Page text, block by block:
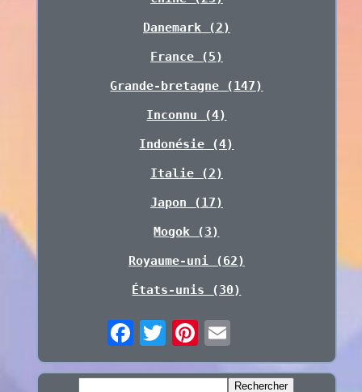
Danemark (2)
France (5)
Grande-bretagne (147)
Inconnu (4)
Indonésie (4)
Italie (2)
Japon (17)
Mogok (3)
Royaume-uni (62)
États-unis (30)